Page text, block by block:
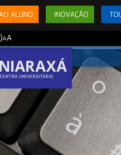
ALUNO INOVAÇÃO
AA